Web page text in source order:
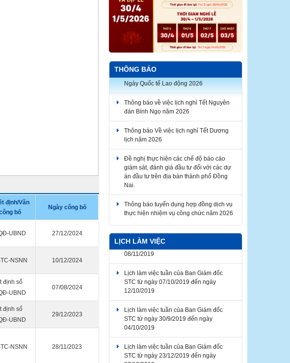
định/Văn
bố
Ngày công bố
UBND 27/12/2024
NSNN 10/12/2024
định số
UBND
07/08/2024
định số
UBND
29/12/2023
NSNN 28/11/2023
THÔNG BÁO
Thông báo về việc lịch nghỉ Tết Nguyên
đán Bính Ngọ năm 2026
Thông báo Về việc lịch nghỉ Tết Dương
lịch năm 2026
Đề nghị thực hiện các chế độ báo cáo
giám sát, đánh giá đầu tư đối với các dự
án đầu tư trên địa bàn thành phố Đồng
Nai.
Thông báo tuyển dụng hợp đồng dịch vụ
thực hiện nhiệm vụ công chức năm 2026
Thông báo về thời gian nghỉ lễ Giỗ Tổ
Hùng Vương, Ngày Chiến thắng giải
phóng miền Nam thống nhất đất nước,
Ngày Quốc tế Lao động 2026
LỊCH LÀM VIỆC
Lịch làm việc tuần của Ban Giám đốc
12/10/2019
Lịch làm việc tuần của Ban Giám đốc
04/10/2019
Lịch làm việc tuần của Ban Giám đốc
27/12/2019